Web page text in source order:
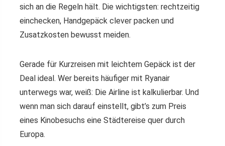
sich an die Regeln hält. Die wichtigsten: rechtzeitig
einchecken, Handgepäck clever packen und
Zusatzkosten bewusst meiden.
Gerade für Kurzreisen mit leichtem Gepäck ist der
Deal ideal. Wer bereits häufiger mit Ryanair
unterwegs war, weiß: Die Airline ist kalkulierbar. Und
wenn man sich darauf einstellt, gibt’s zum Preis
eines Kinobesuchs eine Städtereise quer durch
Europa.